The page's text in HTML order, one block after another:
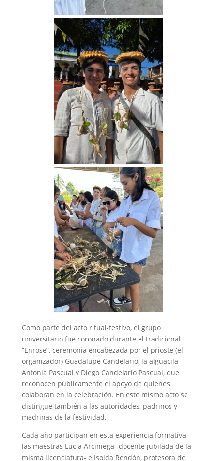
Como parte del acto ritual-festivo, el grupo
universitario fue coronado durante el tradicional
“Enrose”, ceremonia encabezada por el prioste (el
organizador) Guadalupe Candelario, la alguacila
Antonia Pascual y Diego Candelario Pascual, que
reconocen públicamente el apoyo de quienes
colaboran en la celebración. En este mismo acto se
distingue también a las autoridades, padrinos y
madrinas de la festividad.
Cada año participan en esta experiencia formativa
las maestras Lucía Arciniega -docente jubilada de la
misma licenciatura- e Isolda Rendón, profesora de